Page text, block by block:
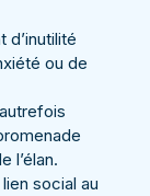
d’inutilité
ou de
l’élan.
social au